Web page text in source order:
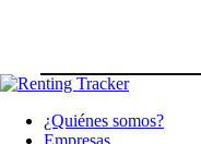
¿Quiénes somos?